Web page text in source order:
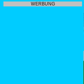
WERBUNG